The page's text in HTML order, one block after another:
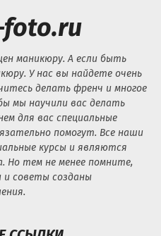
маникюру. А если быть
У нас вы найдете очень
делать френч и многое
мы научили вас делать
для вас специальные
помогут. Все наши
курсы и являются
Но тем не менее помните,
советы созданы